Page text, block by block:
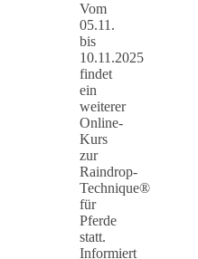
Vom
05.11.
bis
10.11.2025
findet
ein
weiterer
Online-
Kurs
zur
Raindrop-
Technique®
für
Pferde
statt.
Informiert